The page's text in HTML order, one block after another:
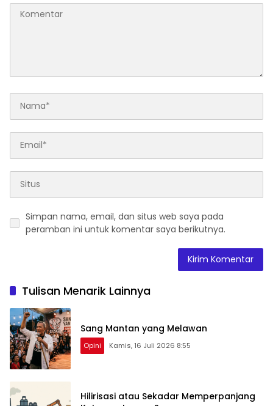
Simpan nama, email, dan situs web saya pada
peramban ini untuk komentar saya berikutnya.
Tulisan Menarik Lainnya
Sang Mantan yang Melawan
Opini Kamis, 16 Juli 2026 8:55
Hilirisasi atau Sekadar Memperpanjang